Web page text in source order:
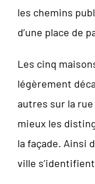
les chemins
d’une place de
Les cinq
légèrement
autres sur la
mieux les
la façade. Ainsi
ville